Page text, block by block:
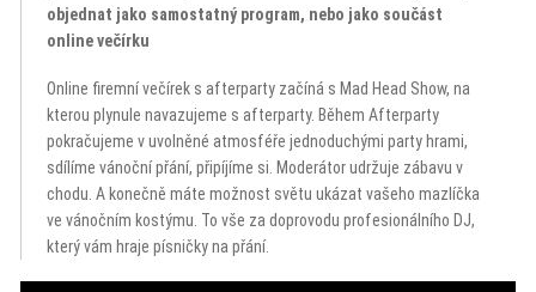
objednat jako samostatný program, nebo jako součást
online večírku
Online firemní večírek s afterparty začíná s Mad Head Show, na
kterou plynule navazujeme s afterparty. Během Afterparty
pokračujeme v uvolněné atmosféře jednoduchými party hrami,
sdílíme vánoční přání, připíjíme si. Moderátor udržuje zábavu v
chodu. A konečně máte možnost světu ukázat vašeho mazlíčka
ve vánočním kostýmu. To vše za doprovodu profesionálního DJ,
který vám hraje písničky na přání.